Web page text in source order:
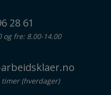
28 61
og fre: 8.00-14.00
(hverdager)